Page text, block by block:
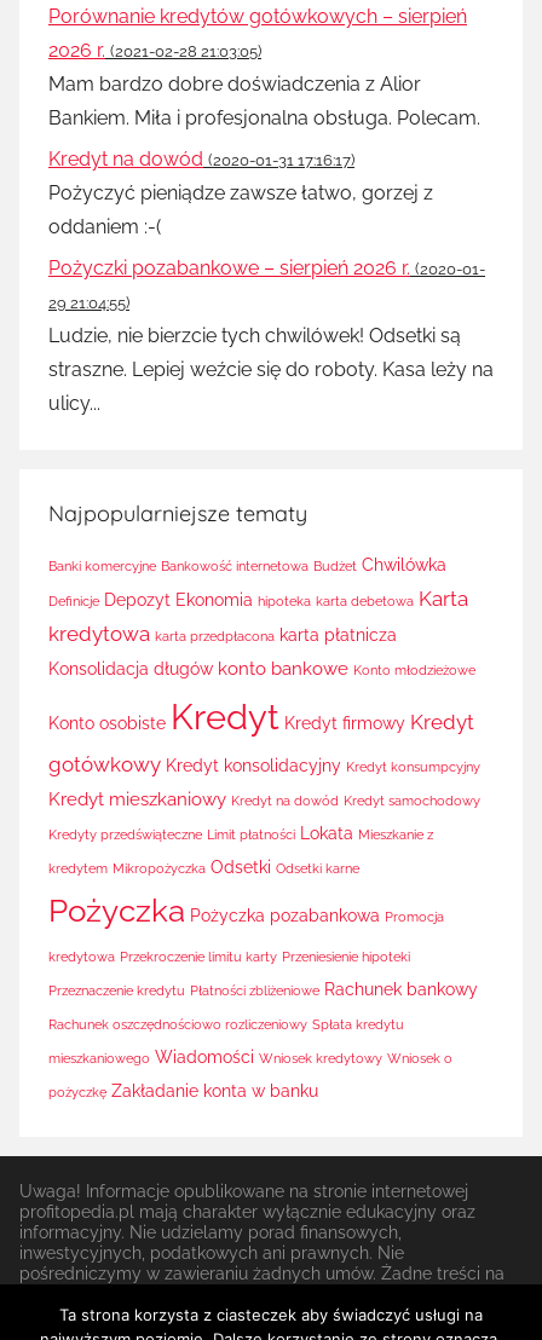
Porównanie kredytów gotówkowych – sierpień
2026 r. (2021-02-28 21:03:05)
Mam bardzo dobre doświadczenia z Alior
Bankiem. Miła i profesjonalna obsługa. Polecam.
Kredyt na dowód (2020-01-31 17:16:17)
Pożyczyć pieniądze zawsze łatwo, gorzej z
oddaniem :-(
Pożyczki pozabankowe – sierpień 2026 r. (2020-01-
29 21:04:55)
Ludzie, nie bierzcie tych chwilówek! Odsetki są
straszne. Lepiej weźcie się do roboty. Kasa leży na
ulicy...
Najpopularniejsze tematy
Banki komercyjne Bankowość internetowa Budżet Chwilówka
Definicje Depozyt Ekonomia hipoteka karta debetowa Karta
kredytowa karta przedpłacona karta płatnicza
Konsolidacja długów konto bankowe Konto młodzieżowe
Konto osobiste Kredyt Kredyt firmowy Kredyt
gotówkowy Kredyt konsolidacyjny Kredyt konsumpcyjny
Kredyt mieszkaniowy Kredyt na dowód Kredyt samochodowy
Kredyty przedświąteczne Limit płatności Lokata Mieszkanie z
kredytem Mikropożyczka Odsetki Odsetki karne
Pożyczka Pożyczka pozabankowa Promocja
kredytowa Przekroczenie limitu karty Przeniesienie hipoteki
Przeznaczenie kredytu Płatności zbliżeniowe Rachunek bankowy
Rachunek oszczędnościowo rozliczeniowy Spłata kredytu
mieszkaniowego Wiadomości Wniosek kredytowy Wniosek o
pożyczkę Zakładanie konta w banku
Uwaga! Informacje opublikowane na stronie internetowej
profitopedia.pl mają charakter wyłącznie edukacyjny oraz
informacyjny. Nie udzielamy porad finansowych,
inwestycyjnych, podatkowych ani prawnych. Nie
pośredniczymy w zawieraniu żadnych umów. Żadne treści na
transakcji lub podpisywania umów finansowych lub do
angażowania się w jakąkolwiek strategię inwestycyjną.
Ta strona korzysta z ciasteczek aby świadczyć usługi na